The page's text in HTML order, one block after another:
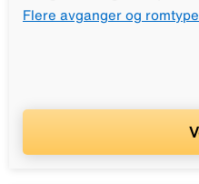
Flere avganger og